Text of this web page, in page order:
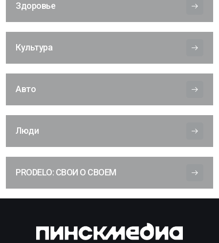
Здоровье
Культура
Авто
Люди
PRODELO: СВОИ О СВОЕМ